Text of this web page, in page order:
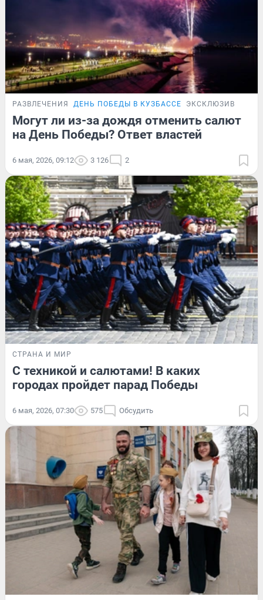
РАЗВЛЕЧЕНИЯ ДЕНЬ ПОБЕДЫ В КУЗБАССЕ ЭКСКЛЮЗИВ
Могут ли из-за дождя отменить салют
на День Победы? Ответ властей
6 мая, 2026, 09:12 3 126 2
СТРАНА И МИР
С техникой и салютами! В каких
городах пройдет парад Победы
6 мая, 2026, 07:30 575 Обсудить